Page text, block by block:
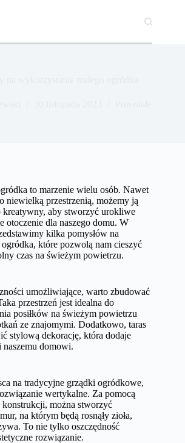
to marzenie wielu osób. Nawet
niewielką przestrzenią, możemy ją
kreatywny, aby stworzyć urokliwe
otoczenie dla naszego domu. W
kilka pomysłów na
które pozwolą nam cieszyć
czas na świeżym powietrzu.
umożliwiające, warto zbudować
przestrzeń jest idealna do
posiłków na świeżym powietrzu
ze znajomymi. Dodatkowo, taras
stylową dekorację, która dodaje
domowi.
na tradycyjne grządki ogródkowe,
wertykalne. Za pomocą
można stworzyć
na którym będą rosnąły zioła,
To nie tylko oszczędność
rozwiązanie.